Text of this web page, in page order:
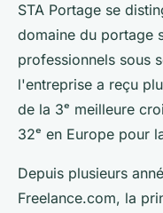
STA Portage se
domaine du portage
professionnels sous
l'entreprise a reçu
de la 3ᵉ meilleure
32ᵉ en Europe pour
Depuis plusieurs
Freelance.com, la